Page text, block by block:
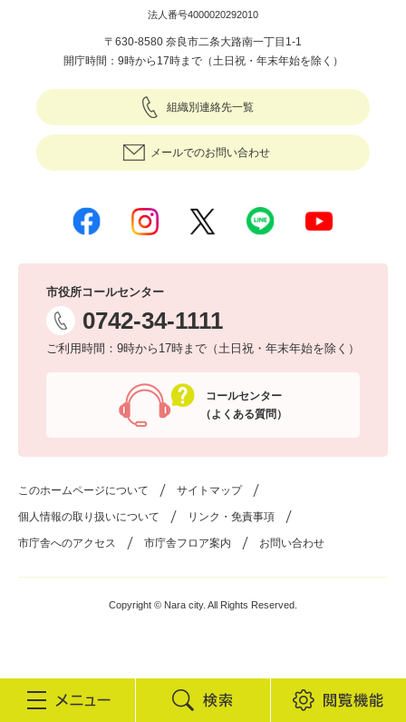
法人番号4000020292010
〒630-8580 奈良市二条大路南一丁目1-1
開庁時間：9時から17時まで（土日祝・年末年始を除く）
組織別連絡先一覧
メールでのお問い合わせ
市役所コールセンター
0742-34-1111
ご利用時間：9時から17時まで（土日祝・年末年始を除く）
コールセンター
（よくある質問）
このホームページについて サイトマップ
個人情報の取り扱いについて リンク・免責事項
市庁舎へのアクセス 市庁舎フロア案内 お問い合わせ
Copyright © Nara city. All Rights Reserved.